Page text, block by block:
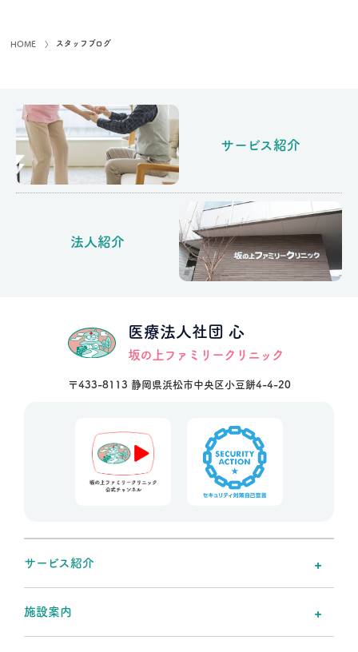
HOME スタッフブログ
サービス紹介
法人紹介
医療法人社団 心
坂の上ファミリークリニック
〒433-8113 静岡県浜松市中央区小豆餅4-4-20
サービス紹介
施設案内